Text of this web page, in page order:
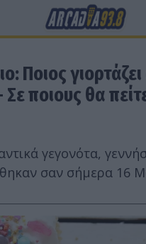
Ποιος
ποιους θα
γεγονότα,
σαν σήμερα 16